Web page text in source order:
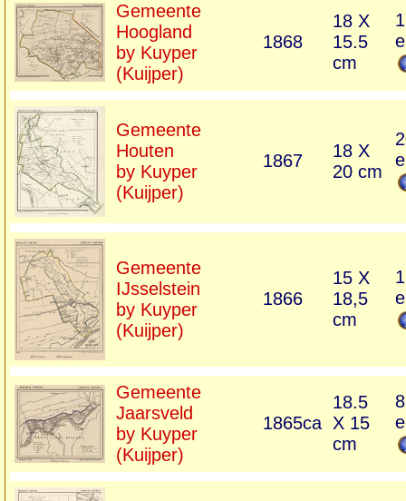
Gemeente
Hoogland
by Kuyper
(Kuijper)
1868
18 X
15.5
cm
Gemeente
Houten
by Kuyper
(Kuijper)
1867
18 X
20 cm
Gemeente
IJsselstein
by Kuyper
(Kuijper)
1866
15 X
18,5
cm
Gemeente
Jaarsveld
by Kuyper
(Kuijper)
1865ca
18.5
X 15
cm